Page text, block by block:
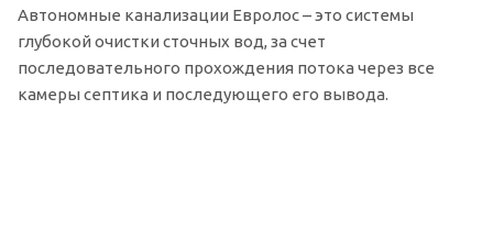
Автономные канализации Евролос – это системы
глубокой очистки сточных вод, за счет
последовательного прохождения потока через все
камеры септика и последующего его вывода.